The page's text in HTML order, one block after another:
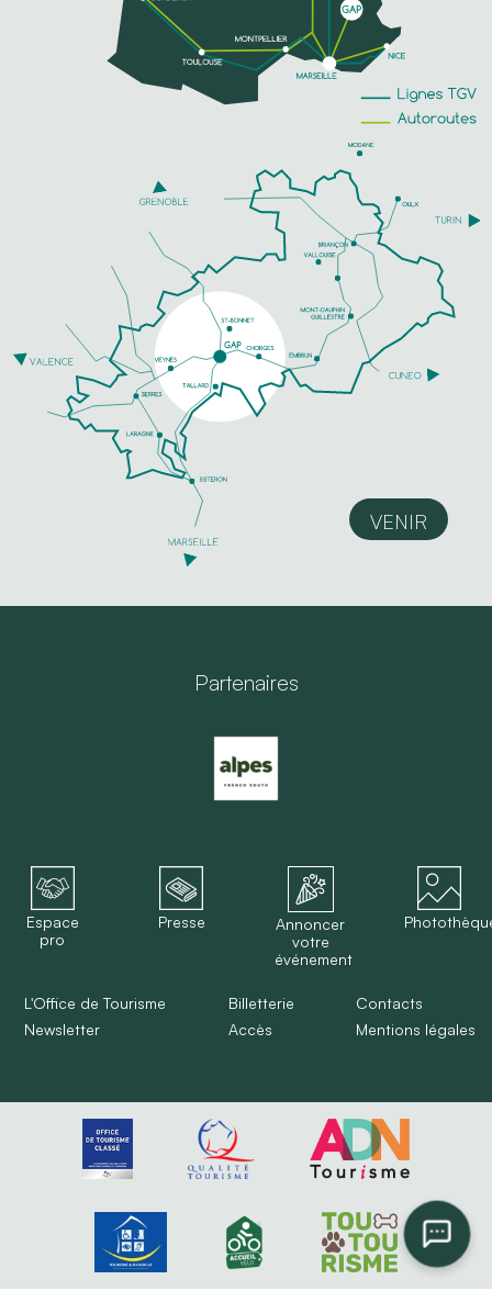
VENIR
Partenaires
Espace
pro
Presse
Annoncer
votre
événement
L'Office de Tourisme
Newsletter
Billetterie
Accès
Contacts
Mentions légales